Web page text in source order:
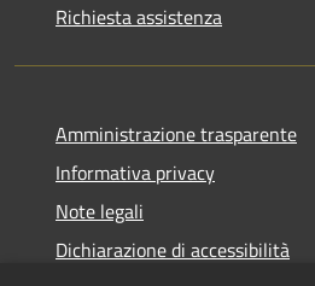
Richiesta assistenza
Amministrazione trasparente
Informativa privacy
Note legali
Dichiarazione di accessibilità